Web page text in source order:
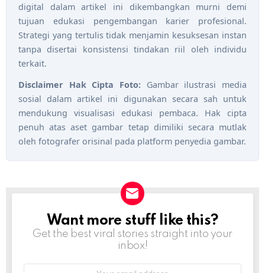
digital dalam artikel ini dikembangkan murni demi
tujuan edukasi pengembangan karier profesional.
Strategi yang tertulis tidak menjamin kesuksesan instan
tanpa disertai konsistensi tindakan riil oleh individu
terkait.
Disclaimer Hak Cipta Foto: Gambar ilustrasi media
sosial dalam artikel ini digunakan secara sah untuk
mendukung visualisasi edukasi pembaca. Hak cipta
penuh atas aset gambar tetap dimiliki secara mutlak
oleh fotografer orisinal pada platform penyedia gambar.
NEWSLETTER
Want more stuff like this?
Get the best viral stories straight into your
inbox!